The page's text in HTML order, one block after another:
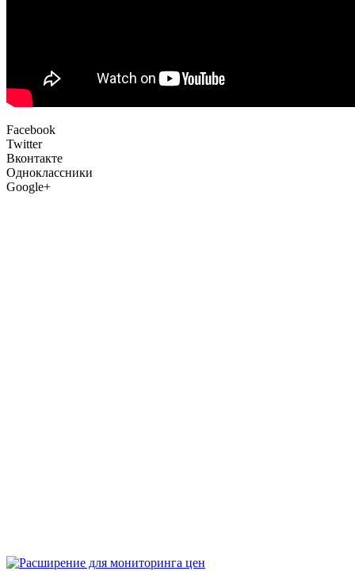
Facebook
Twitter
Вконтакте
Одноклассники
Google+